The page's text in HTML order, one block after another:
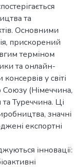
та
Основними
прискорений
терміном
та онлайн-
у світі
Союзу (Німеччина,
та Туреччина. Ці
значні
експортні
інновації: